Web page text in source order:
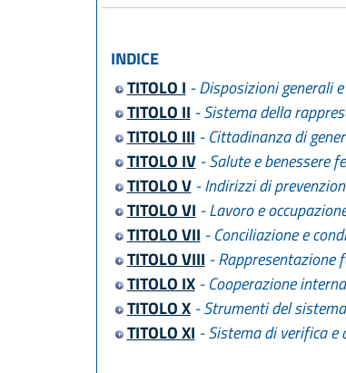
L.R.
L.R.
L.R.
L.R.
INDICE
TITOLO I - Disposizioni generali
TITOLO II - Sistema della
TITOLO III - Cittadinanza di
TITOLO IV- Salute e benessere
TITOLO V- Indirizzi di
TITOLO VI - Lavoro e
TITOLO VII - Conciliazione e
TITOLO VIII - Rappresentazione
TITOLO IX- Cooperazione
TITOLO X- Strumenti del
TITOLO XI - Sistema di verifica e